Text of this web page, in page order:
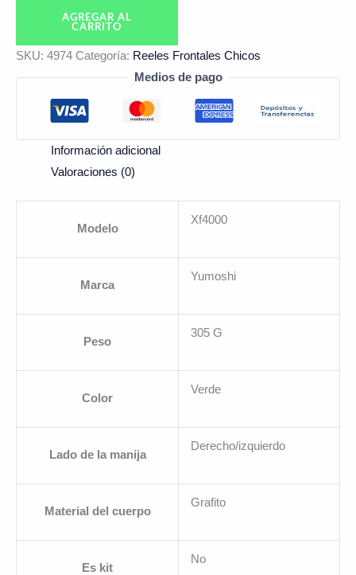
AGREGAR AL
CARRITO
SKU: 4974 Categoría: Reeles Frontales Chicos
Medios de pago
Información adicional
Valoraciones (0)
Modelo
Xf4000
Marca
Yumoshi
Peso
305 G
Color
Verde
Lado de la manija
Derecho/izquierdo
Material del cuerpo
Grafito
Es kit
No